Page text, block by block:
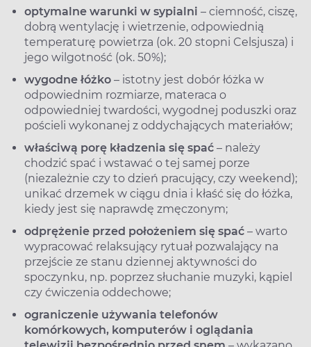
optymalne warunki w sypialni – ciemność, ciszę,
dobrą wentylację i wietrzenie, odpowiednią
temperaturę powietrza (ok. 20 stopni Celsjusza) i
jego wilgotność (ok. 50%);
wygodne łóżko – istotny jest dobór łóżka w
odpowiednim rozmiarze, materaca o
odpowiedniej twardości, wygodnej poduszki oraz
pościeli wykonanej z oddychających materiałów;
właściwą porę kładzenia się spać – należy
chodzić spać i wstawać o tej samej porze
(niezależnie czy to dzień pracujący, czy weekend);
unikać drzemek w ciągu dnia i kłaść się do łóżka,
kiedy jest się naprawdę zmęczonym;
odprężenie przed położeniem się spać – warto
wypracować relaksujący rytuał pozwalający na
przejście ze stanu dziennej aktywności do
spoczynku, np. poprzez słuchanie muzyki, kąpiel
czy ćwiczenia oddechowe;
ograniczenie używania telefonów
komórkowych, komputerów i oglądania